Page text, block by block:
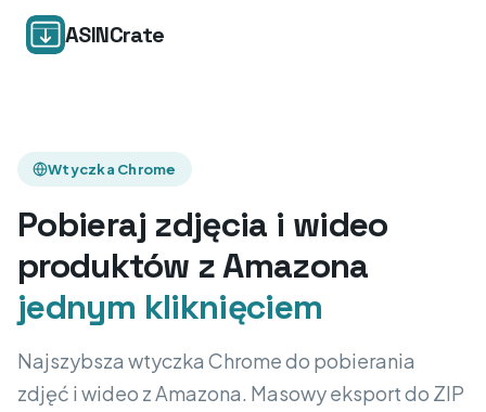
ASINCrate
Wtyczka Chrome
Pobieraj zdjęcia i wideo
produktów z Amazona
jednym kliknięciem
Najszybsza wtyczka Chrome do pobierania
zdjęć i wideo z Amazona. Masowy eksport do ZIP